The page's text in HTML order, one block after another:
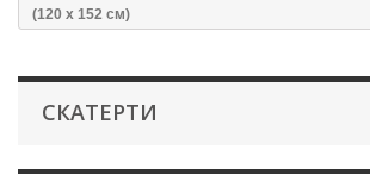
(120 х 152 см)
СКАТЕРТИ